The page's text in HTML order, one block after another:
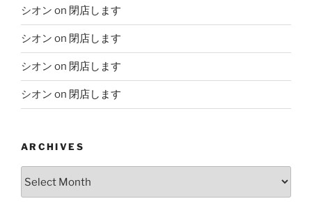
シオン on 閉店します
シオン on 閉店します
シオン on 閉店します
シオン on 閉店します
ARCHIVES